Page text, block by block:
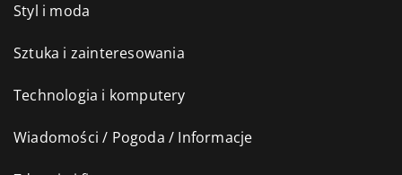
Styl i moda
Sztuka i zainteresowania
Technologia i komputery
Wiadomości / Pogoda / Informacje